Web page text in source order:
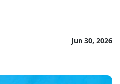
Jun 30, 2026